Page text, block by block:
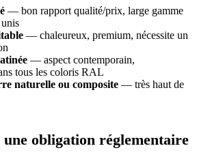
— bon rapport qualité/prix, large gamme
— chaleureux, premium, nécessite un
— aspect contemporain,
tous les coloris RAL
naturelle ou composite — très haut de
obligation réglementaire